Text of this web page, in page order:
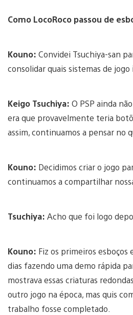
Como LocoRoco passou de
Kouno: Convidei Tsuchiya-san
consolidar quais sistemas de jogo
Keigo Tsuchiya: O PSP ainda
era que provavelmente teria
assim, continuamos a pensar no
Kouno: Decidimos criar o jogo
continuamos a compartilhar
Tsuchiya: Acho que foi logo
Kouno: Fiz os primeiros esboços
dias fazendo uma demo rápida
mostrava essas criaturas
outro jogo na época, mas quis
trabalho fosse completado.